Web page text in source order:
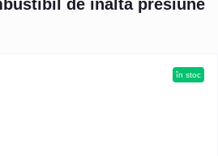
de înaltă presiune
în stoc